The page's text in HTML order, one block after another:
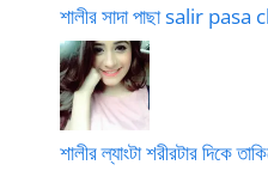
শালীর সাদা পাছা salir
শালীর ল্যাংটা শরীরটার দিকে